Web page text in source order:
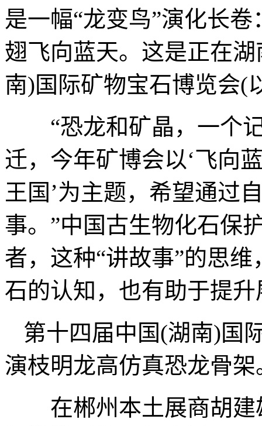
是一幅“龙变鸟”演化长
翅飞向蓝天。这是正在
南)国际矿物宝石博览会(
“恐龙和矿晶，一个记
迁，今年矿博会以‘飞
王国’为主题，希望通过
事。”中国古生物化石保
者，这种“讲故事”的思
石的认知，也有助于提
第十四届中国(湖南)国
演枝明龙高仿真恐龙骨
在郴州本土展商胡建